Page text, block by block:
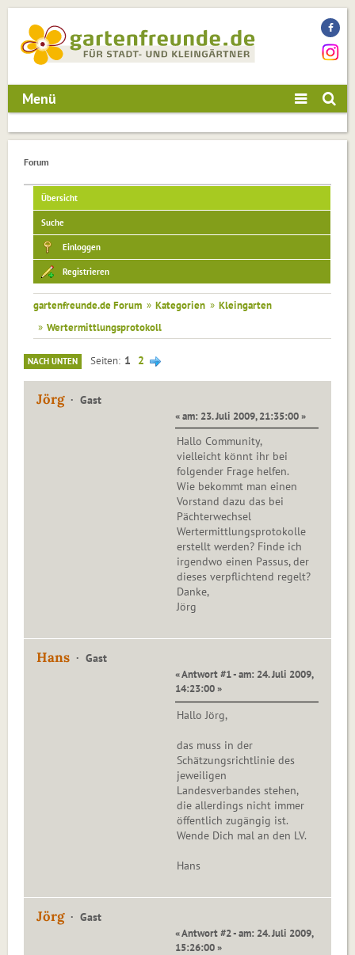
Menü
Forum
Übersicht
Suche
Einloggen
Registrieren
gartenfreunde.de Forum » Kategorien » Kleingarten
» Wertermittlungsprotokoll
NACH UNTEN Seiten 1 2
Jörg Gast
« am: 23. Juli 2009, 21:35:00 »
Hallo Community,
vielleicht könnt ihr bei
folgender Frage helfen.
Wie bekommt man einen
Vorstand dazu das bei
Pächterwechsel
Wertermittlungsprotokolle
erstellt werden? Finde ich
irgendwo einen Passus, der
dieses verpflichtend regelt?
Danke,
Jörg
Hans Gast
« Antwort #1 - am: 24. Juli 2009,
14:23:00 »
Hallo Jörg,
das muss in der
Schätzungsrichtlinie des
jeweiligen
Landesverbandes stehen,
die allerdings nicht immer
öffentlich zugängig ist.
Wende Dich mal an den LV.
Hans
Jörg Gast
« Antwort #2 - am: 24. Juli 2009,
15:26:00 »